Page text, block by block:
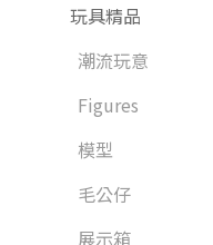
玩具精品
潮流玩意
Figures
模型
毛公仔
展示箱